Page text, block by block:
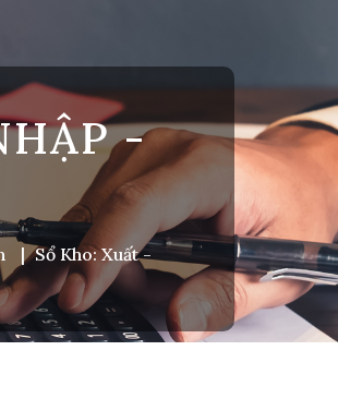
-
| Sổ Kho: Xuất -